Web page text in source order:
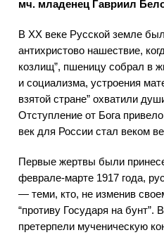
мч. младенец Гавриил
В XX веке Русской земле
антихристово нашествие,
козлищ”, пшеницу собрал в
и социализма, устроения
взятой стране” охватили
Отступление от Бога
век для России стал веком
Первые жертвы были
феврале-марте 1917 года,
— теми, кто, не изменив
“противу Государя на
претерпели мученическую